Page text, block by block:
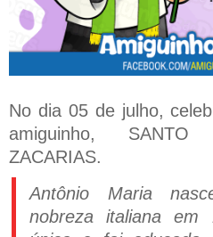
No dia 05 de julho,
amiguinho, SANTO
ZACARIAS.
Antônio Maria
nobreza italiana